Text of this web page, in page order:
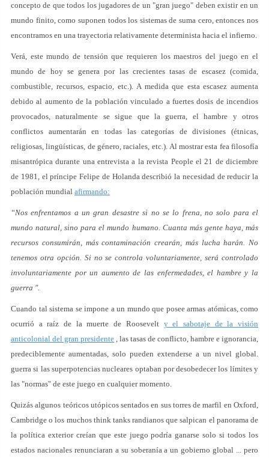
concepto de que todos los jugadores de un "gran juego" deben existir en un
mundo finito, como suponen todos los sistemas de suma cero, entonces nos
encontramos en una trayectoria relativamente determinista hacia el infierno.
Verá, este mundo de tensión que requieren los maestros del juego en el
mundo de hoy se genera por las crecientes tasas de escasez (comida,
combustible, recursos, espacio, etc.). A medida que esta escasez aumenta
debido al aumento de la población vinculado a fuertes dosis de incendios
provocados, naturalmente se sigue que la guerra, el hambre y otros
conflictos aumentarán en todas las categorías de divisiones (étnicas,
religiosas, lingüísticas, de género, raciales, etc.). Al mostrar esta fea filosofía
misantrópica durante una entrevista a la revista People el 21 de diciembre
de 1981, el príncipe Felipe de Holanda describió la necesidad de reducir la
población mundial afirmando:
“Nos enfrentamos a un gran desastre si no se lo frena, no solo para el
mundo natural, sino para el mundo humano. Cuanta más gente haya, más
recursos consumirán, más contaminación crearán, más lucha harán. No
tenemos otra opción. Si no se controla voluntariamente, será controlado
involuntariamente por un aumento de las enfermedades, el hambre y la
guerra ".
Cuando tal sistema se impone a un mundo que posee armas atómicas, como
ocurrió a raíz de la muerte de Roosevelt y el sabotaje de la visión
anticolonial del gran presidente , las tasas de conflicto, hambre e ignorancia,
predeciblemente aumentadas, solo pueden extenderse a un nivel global.
guerra si las superpotencias nucleares optaban por desobedecer los límites y
las "normas" de este juego en cualquier momento.
Quizás algunos teóricos utópicos sentados en sus torres de marfil en Oxford,
Cambridge o los muchos think tanks randianos que salpican el panorama de
la política exterior creían que este juego podría ganarse solo si todos los
estados nacionales renunciaran a su soberanía a un gobierno global ... pero